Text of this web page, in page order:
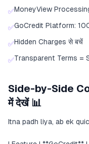
✅MoneyView
✅GoCredit Platform:
✅Hidden Charges से बचें
✅Transparent Terms =
Side-by-Side
में देखें 📊
Itna padh liya, ab ek